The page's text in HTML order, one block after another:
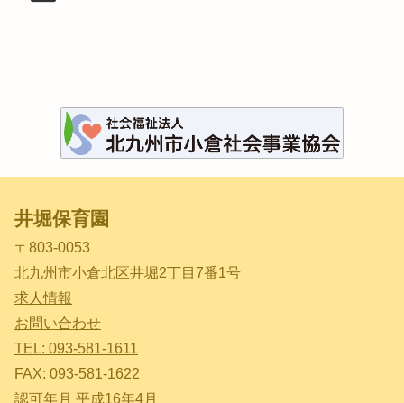
井堀保育園
〒803-0053
北九州市小倉北区井堀2丁目7番1号
求人情報
お問い合わせ
TEL: 093-581-1611
FAX: 093-581-1622
認可年月 平成16年4月